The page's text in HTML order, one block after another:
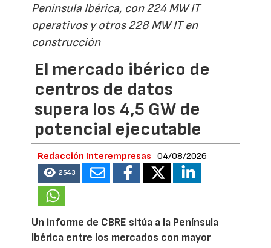
Península Ibérica, con 224 MW IT
operativos y otros 228 MW IT en
construcción
El mercado ibérico de
centros de datos
supera los 4,5 GW de
potencial ejecutable
Redacción Interempresas 04/08/2026
2543
Un informe de CBRE sitúa a la Península
Ibérica entre los mercados con mayor